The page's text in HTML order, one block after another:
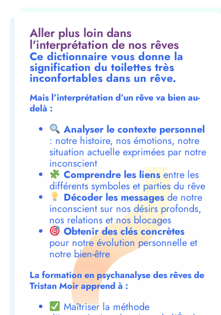
Aller plus loin dans
l'interprétation de nos rêves
Ce dictionnaire vous donne la
signification du toilettes très
inconfortables dans un rêve.
Mais l’interprétation d’un rêve va bien au-
delà :
Analyser le contexte personnel
: notre histoire, nos émotions, notre
situation actuelle exprimées par notre
inconscient
Comprendre les liensentre les
différents symboles et parties du rêve
Décoder les messagesde notre
inconscient sur nos désirs profonds,
nos relations et nos blocages
Obtenir des clés concrètes
pour notre évolution personnelle et
notre bien-être
La formation en psychanalyse des rêves de
Tristan Moir apprend à :
Maîtriser la méthode